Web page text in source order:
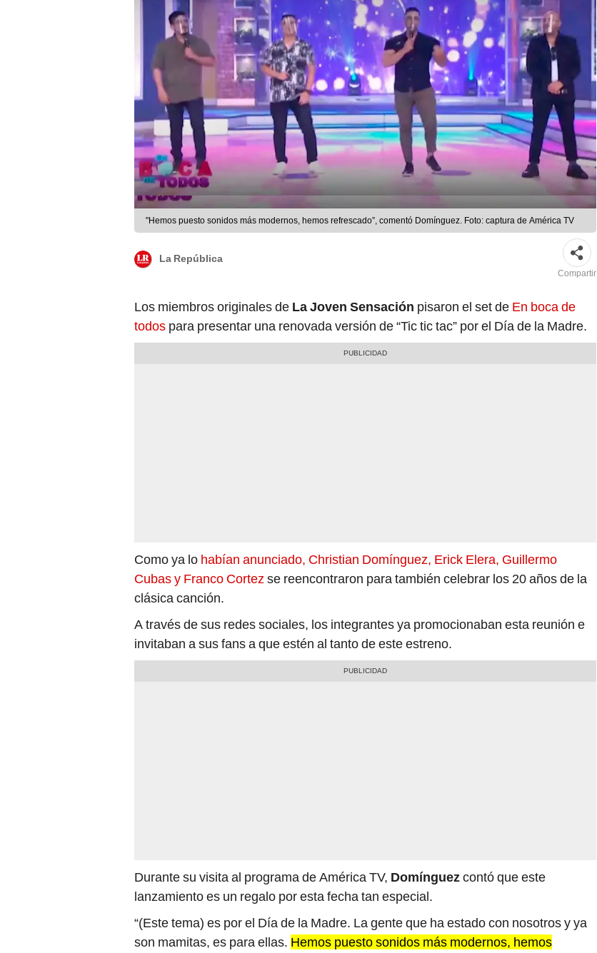
"Hemos puesto sonidos más modernos, hemos refrescado”, comentó Domínguez. Foto: captura de América TV
La República
Compartir
Los miembros originales de La Joven Sensación pisaron el set de En boca de
todos para presentar una renovada versión de “Tic tic tac” por el Día de la Madre.
Como ya lo habían anunciado, Christian Domínguez, Erick Elera, Guillermo
Cubas y Franco Cortezse reencontraron para también celebrar los 20 años de la
clásica canción.
A través de sus redes sociales, los integrantes ya promocionaban esta reunión e
invitaban a sus fans a que estén al tanto de este estreno.
Durante su visita al programa de América TV, Domínguezcontó que este
lanzamiento es un regalo por esta fecha tan especial.
“(Este tema) es por el Día de la Madre. La gente que ha estado con nosotros y ya
son mamitas, es para ellas. Hemos puesto sonidos más modernos, hemos